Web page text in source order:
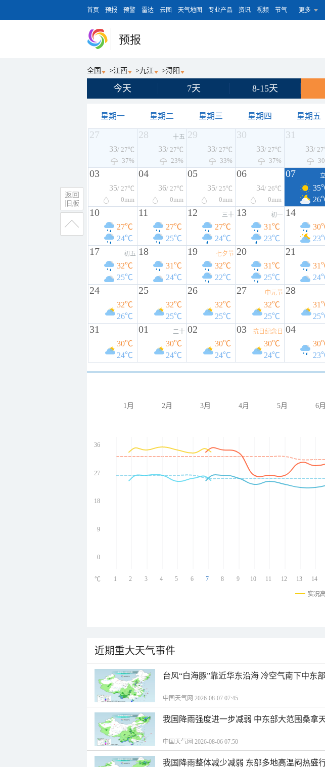
首页 预报 预警 雷达 云图 天气地图 专业产品 资讯 视频 节气 更多
预报
全国 >江西 >九江 >浔阳
今天 7天 8-15天
星期一 星期二 星期三 星期四 星期五
27
33/ 27℃
37%
28 十五
33/ 27℃
23%
29
33/ 27℃
33%
30
33/ 27℃
37%
31
33/
03
35/ 27℃
0mm
04
36/ 27℃
0mm
05
35/ 25℃
0mm
06
34/ 26℃
0mm
07
10
27℃
24℃
11
27℃
25℃
12 三十
27℃
24℃
13 初一
31℃
23℃
14
17 初五
32℃
25℃
18
31℃
24℃
19 七夕节
32℃
22℃
20
31℃
25℃
21
24
32℃
26℃
25
32℃
25℃
26
32℃
25℃
27 中元节
32℃
25℃
28
31
30℃
24℃
01 二十
30℃
24℃
02
30℃
24℃
03 抗日纪念日
30℃
24℃
04
1月 2月 3月 4月 5月 6月
36
27
18
9
0
1 2 3 4 5 6 7 8 9 10 11 12 13 14
℃
实况
近期重大天气事件
台风“白海豚”靠近华东沿海 冷空气南下中东
中国天气网 2026-08-07 07:45
我国降雨强度进一步减弱 中东部大范围桑拿
中国天气网 2026-08-06 07:50
我国降雨整体减少减弱 东部多地高温闷热盛